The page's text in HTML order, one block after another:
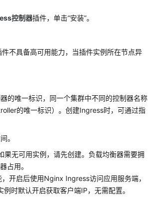
控制器插件，单击“安装”。
不具备高可用能力，当插件实例所在节点异
的唯一标识，同一个集群中不同的控制器名称
的唯一标识）。创建Ingress时，可通过指
。
无可用实例，请先创建。负载均衡器需要拥
占用。
开启后使用Nginx Ingress访问应用服务端，
时默认开启获取客户端IP，无需配置。